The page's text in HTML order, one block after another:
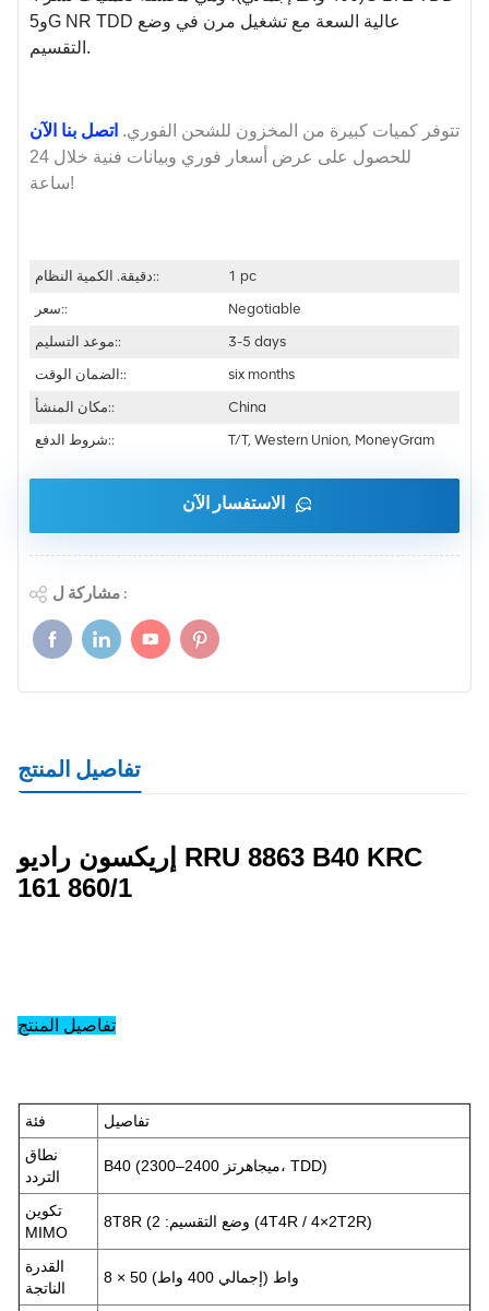
و5G NR TDD عالية السعة مع تشغيل مرن في وضع
التقسيم.
تتوفر كميات كبيرة من المخزون للشحن الفوري. اتصل بنا الآن
للحصول على عرض أسعار فوري وبيانات فنية خلال 24
ساعة!
دقيقة. الكمية النظام::
1 pc
سعر::
Negotiable
موعد التسليم::
3-5 days
الضمان الوقت::
six months
مكان المنشأ::
China
شروط الدفع::
T/T, Western Union, MoneyGram
الاستفسار الآن
مشاركة ل :
تفاصيل المنتج
إريكسون راديو RRU 8863 B40 KRC
161 860/1
تفاصيل المنتج
فئة
تفاصيل
نطاق
التردد
B40 (2300–2400 ميجاهرتز، TDD)
تكوين
MIMO
(4T4R / 4×2T2R)
القدرة
الناتجة
8 × 50 واط (إجمالي 400 واط)